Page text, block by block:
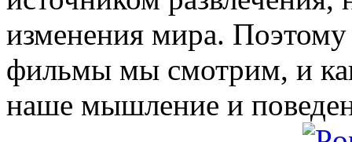
изменения мира. Поэтому
фильмы мы смотрим, и
наше мышление и